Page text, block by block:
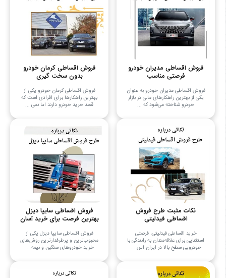
فروش اقساطی مدیران خودرو
فرصتی مناسب
فروش اقساطی مدیران خودرو به عنوان
یکی از بهترین راهکارهای مالی در بازار
خودرو شناخته می‌شود که ...
فروش اقساطی کرمان خودرو
بدون سخت گیری
فروش اقساطی کرمان خودرو یکی از
بهترین راهکارها برای افرادی است که
قصد خرید خودرو دارند اما نمی‌ ...
نکات مثبت طرح فروش
اقساطی فیدلیتی
خرید اقساطی فیدلیتی، فرصتی
استثنایی برای علاقه‌مندان به رانندگی با
خودرویی سطح بالا در ایران اس ...
فروش اقساطی سایپا دیزل
بهترین فرصت برای خرید آسان
فروش اقساطی سایپا دیزل یکی از
محبوب‌ترین و پرطرفدارترین روش‌های
خرید خودروهای سنگین و نیمه ...